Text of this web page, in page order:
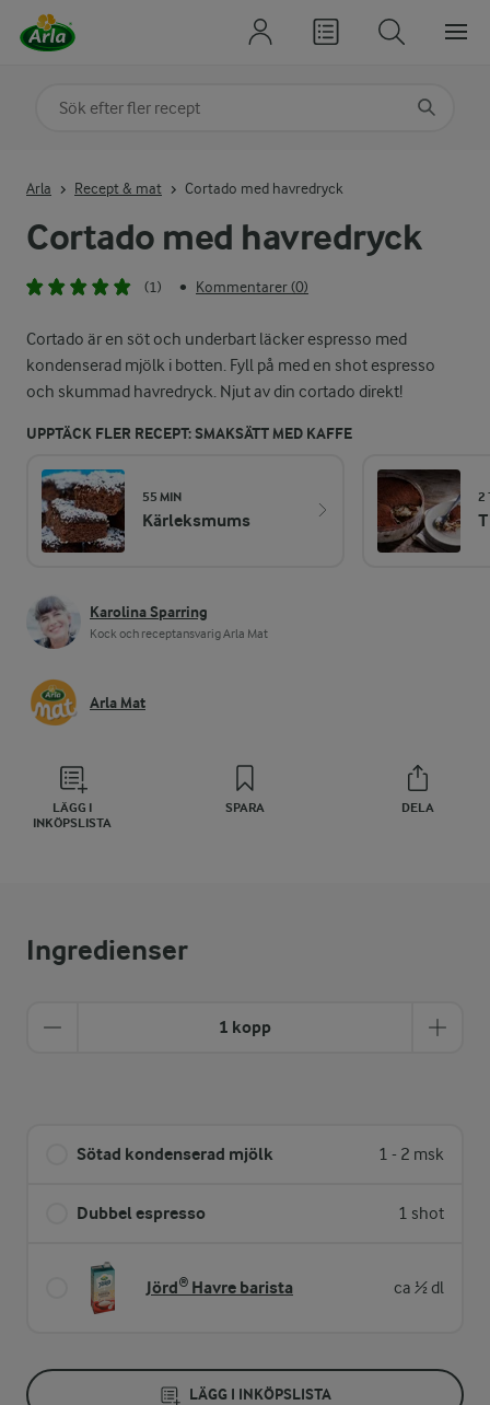
Cortado med havredryck
(1) • Kommentarer (0)
Cortado är en söt och underbart läcker espresso med
kondenserad mjölk i botten. Fyll på med en shot espresso
och skummad havredryck. Njut av din cortado direkt!
UPPTÄCK FLER RECEPT: SMAKSÄTT MED KAFFE
55 MIN
Kärleksmums
2
Karolina Sparring
Kock och receptansvarig Arla Mat
Arla Mat
LÄGG I
INKÖPSLISTA
SPARA DELA
Arla Recept & mat Cortado med havredryck
Ingredienser
1 kopp
Sötad kondenserad mjölk 1 - 2 msk
Dubbel espresso 1 shot
Jörd® Havre barista ca ½ dl
LÄGG I INKÖPSLISTA
Sök på kategori eller ingrediens